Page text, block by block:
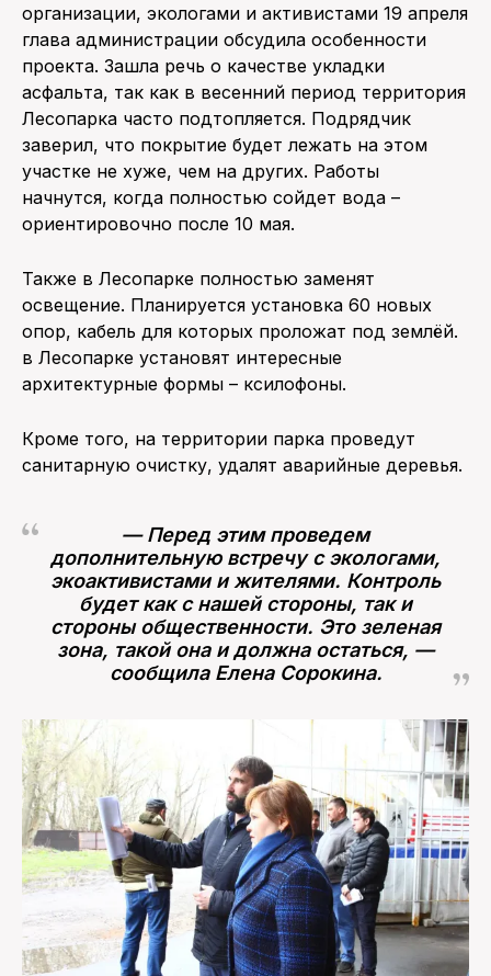
организации, экологами и активистами 19 апреля
глава администрации обсудила особенности
проекта. Зашла речь о качестве укладки
асфальта, так как в весенний период территория
Лесопарка часто подтопляется. Подрядчик
заверил, что покрытие будет лежать на этом
участке не хуже, чем на других. Работы
начнутся, когда полностью сойдет вода –
ориентировочно после 10 мая.
Также в Лесопарке полностью заменят
освещение. Планируется установка 60 новых
опор, кабель для которых проложат под землёй.
в Лесопарке установят интересные
архитектурные формы – ксилофоны.
Кроме того, на территории парка проведут
санитарную очистку, удалят аварийные деревья.
— Перед этим проведем
дополнительную встречу с экологами,
экоактивистами и жителями. Контроль
будет как с нашей стороны, так и
стороны общественности. Это зеленая
зона, такой она и должна остаться, —
сообщила Елена Сорокина.